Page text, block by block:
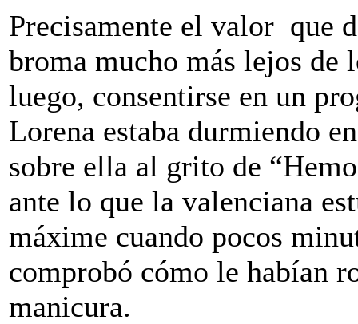
Precisamente el valor que
broma mucho más lejos de
luego, consentirse en un
Lorena estaba durmiendo
sobre ella al grito de
ante lo que la valenciana
máxime cuando pocos
comprobó cómo le habían
manicura.